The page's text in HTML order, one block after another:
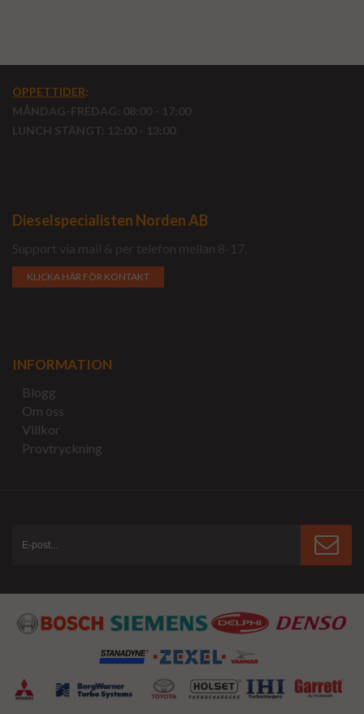
ÖPPETTIDER:
MÅNDAG-FREDAG: 08:00 - 17:00
LUNCH STÄNGT: 12:00 - 13:00
Dieselspecialisten Norden AB
Support via mail & per telefon mellan 8-17.
KLICKA HÄR FÖR KONTAKT
INFORMATION
Blogg
Om oss
Villkor
Provtryckning